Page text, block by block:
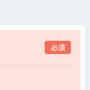
必須